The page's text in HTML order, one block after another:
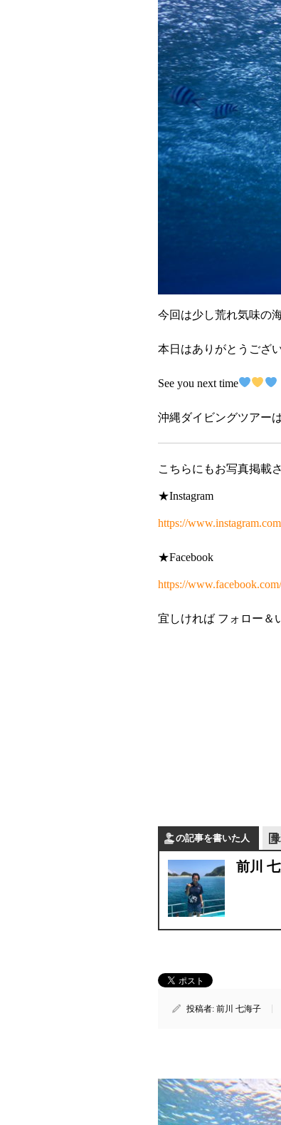
今回は少し荒れ気味の
本日はありがとうござ
See you next time
沖縄ダイビングツアー
こちらにもお写真掲載
★Instagram
https://
★Facebook
https://
宜しければ フォロー＆
この記事を書いた人
前川
投稿者: 前川 七海子